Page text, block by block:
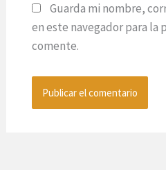
Guarda mi nombre,
en este navegador para la
comente.